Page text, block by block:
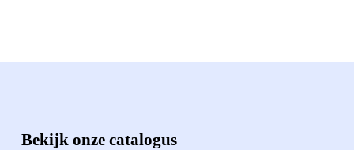
Bekijk onze catalogus